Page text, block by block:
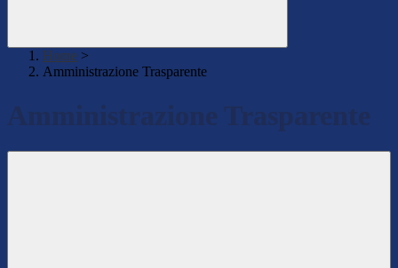
Home >
Amministrazione Trasparente
Amministrazione Trasparente